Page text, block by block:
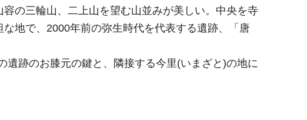
の三輪山、二上山を望む山並みが美しい。中央を寺
地で、2000年前の弥生時代を代表する遺跡、「唐
跡のお膝元の鍵と、隣接する今里(いまざと)の地に